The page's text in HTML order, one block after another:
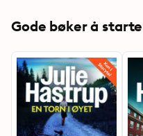
Gode bøker å